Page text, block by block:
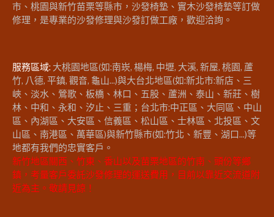
市、桃園與新竹苗栗等縣市，沙發椅墊、實木沙發椅墊等訂做
修理，是專業的沙發修理與沙發訂做工廠，歡迎洽詢。
服務區域: 大桃園地區(如:南崁, 楊梅, 中壢, 大溪, 新屋, 桃園, 蘆
竹, 八德, 平鎮, 觀音, 龜山...)與大台北地區(如:新北市:新店、三
峽、淡水、鶯歌、板橋、林口、五股、蘆洲、泰山、新莊、樹
林、中和、永和、汐止、三重；台北市:中正區、大同區、中山
區、內湖區、大安區、信義區、松山區、士林區、北投區、文
山區、南港區、萬華區)與新竹縣市(如:竹北、新豐、湖口...)等
地都有我們的忠實客戶。
新竹地區關西、竹東、香山以及苗栗地區的竹南、頭份等鄉
鎮，考量客戶委託沙發修理的運送費用，目前以靠近交流道附
近為主。敬請見諒！